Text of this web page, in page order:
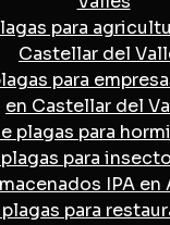
para
Castellar del
para
en Castellar del
plagas para
para
IPA en
para